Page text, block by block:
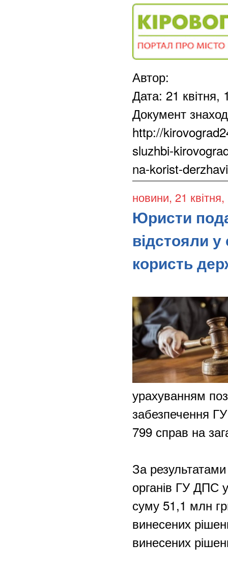
Автор:
Дата: 21 квітня,
Документ
http://
sluzhbi-
na-korist-
новини, 21
Юристи
відстояли
користь
урахуванням
забезпечення
799 справ на
За
органів ГУ ДПС
суму 51,1 млн
винесених
винесених